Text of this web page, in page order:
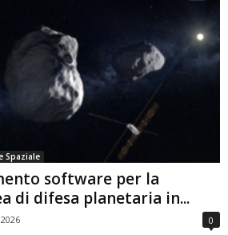
Spaziale
software per la
di difesa planetaria in...
0